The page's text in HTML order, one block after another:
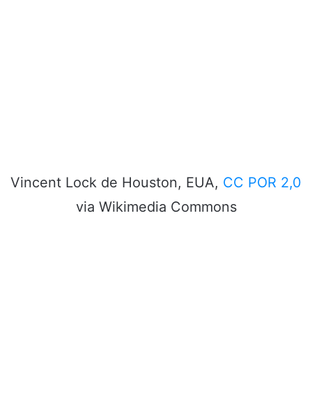
Vincent Lock de Houston, EUA, CC POR 2,0
via Wikimedia Commons